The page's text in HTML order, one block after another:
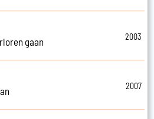
gaan
2003
2007